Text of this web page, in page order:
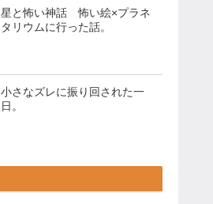
星と怖い神話 怖い絵×プラネ
タリウムに行った話。
小さなズレに振り回された一
日。